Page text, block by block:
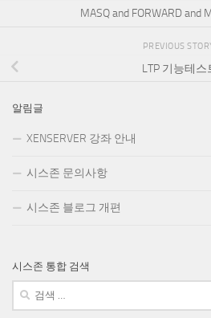
MASQ and FORWARD and
PREVIOUS
LTP 기능테스
알림글
XENSERVER 강좌 안내
시스존 문의사항
시스존 블로그 개편
시스존 통합 검색
검